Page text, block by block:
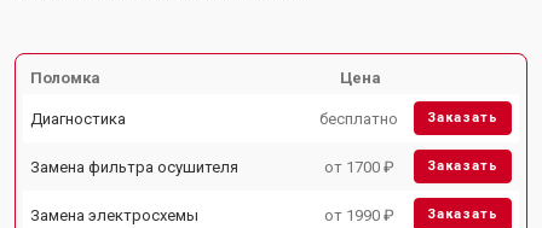
Поломка Цена
Диагностика бесплатно Заказать
Замена фильтра осушителя от 1700 ₽ Заказать
Замена электросхемы от 1990 ₽ Заказать